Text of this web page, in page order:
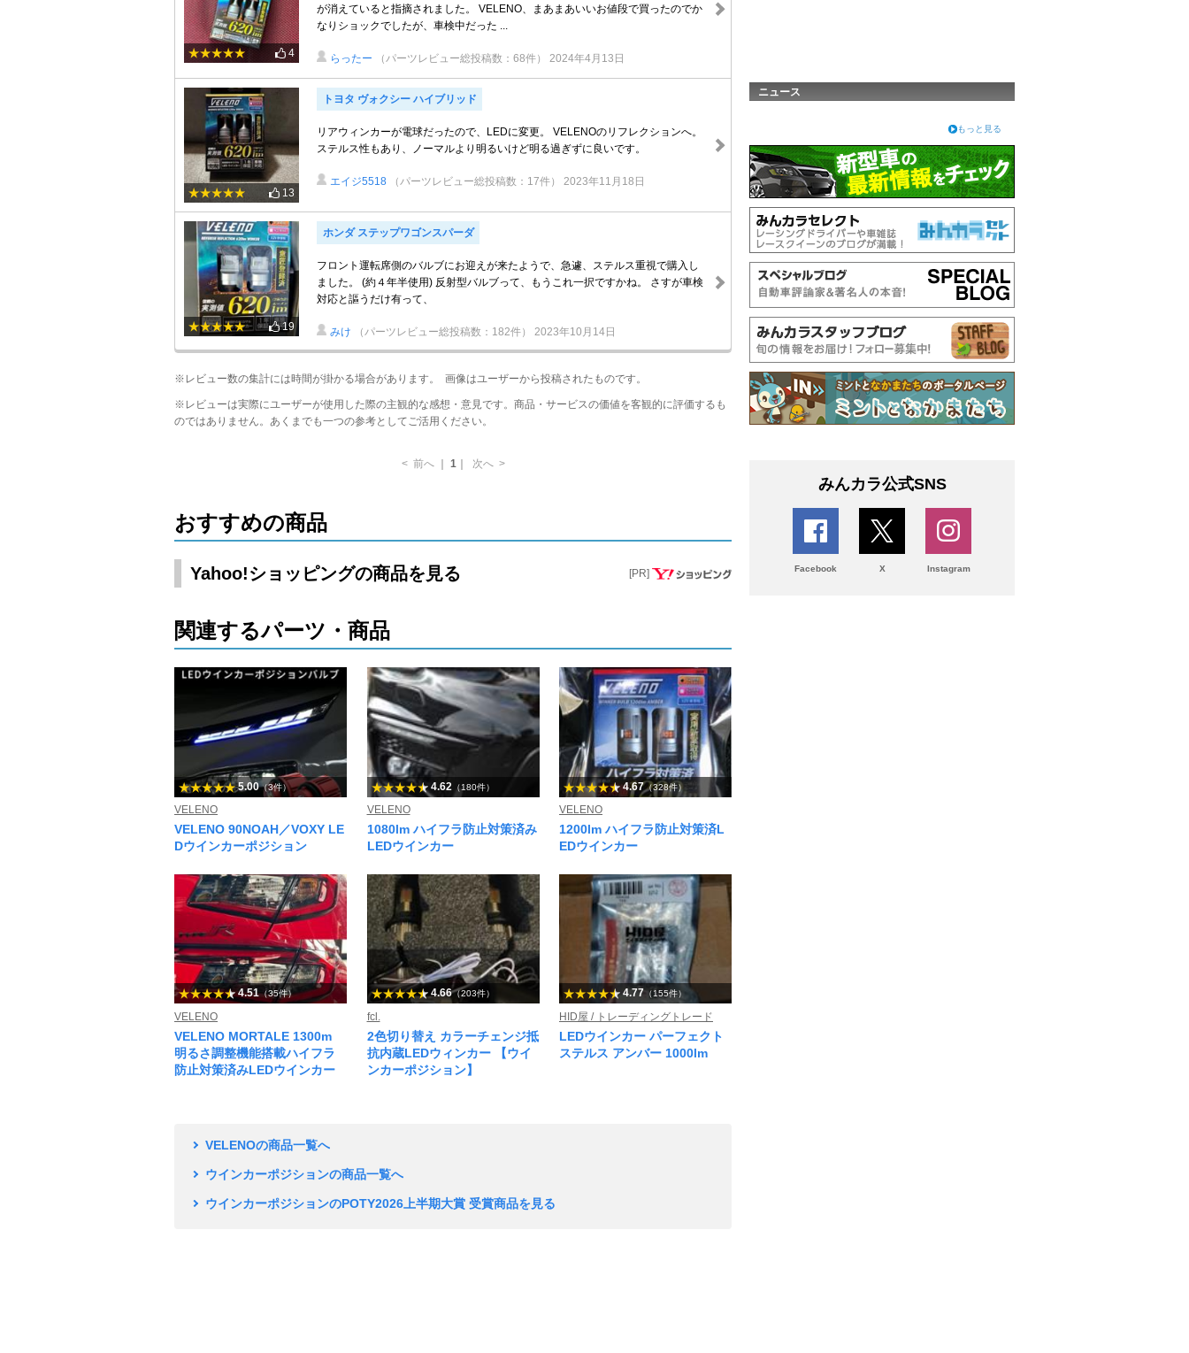
4
が消えていると指摘されました。 VELENO、まあまあいいお値段で買ったのでか
なりショックでしたが、車検中だった ...
らったー （パーツレビュー総投稿数：68件） 2024年4月13日
13
トヨタ ヴォクシー ハイブリッド
リアウィンカーが電球だったので、LEDに変更。 VELENOのリフレクションへ。
ステルス性もあり、ノーマルより明るいけど明る過ぎずに良いです。
エイジ5518 （パーツレビュー総投稿数：17件） 2023年11月18日
19
ホンダ ステップワゴンスパーダ
フロント運転席側のバルブにお迎えが来たようで、急遽、ステルス重視で購入し
ました。 (約４年半使用) 反射型バルブって、もうこれ一択ですかね。 さすが車検
対応と謳うだけ有って、
みけ （パーツレビュー総投稿数：182件） 2023年10月14日
※レビュー数の集計には時間が掛かる場合があります。 画像はユーザーから投稿されたものです。
※レビューは実際にユーザーが使用した際の主観的な感想・意見です。商品・サービスの価値を客観的に評価するも
のではありません。あくまでも一つの参考としてご活用ください。
< 前へ 1｜ 次へ >
おすすめの商品
Yahoo!ショッピングの商品を見る [PR]
関連するパーツ・商品
5.00（3件）
VELENO
VELENO 90NOAH／VOXY LE
Dウインカーポジション
4.62 （180件）
VELENO
1080lm ハイフラ防止対策済み
LEDウインカー
4.67（328件）
VELENO
1200lm ハイフラ防止対策済L
EDウインカー
4.51（35件）
VELENO
VELENO MORTALE 1300m
明るさ調整機能搭載ハイフラ
防止対策済みLEDウインカー
4.66（203件）
fcl.
2色切り替え カラーチェンジ抵
抗内蔵LEDウィンカー 【ウイ
ンカーポジション】
4.77 （155件）
HID屋 / トレーディングトレード
LEDウインカー パーフェクト
ステルス アンバー 1000lm
VELENOの商品一覧へ
ウインカーポジションの商品一覧へ
ウインカーポジションのPOTY2026上半期大賞 受賞商品を見る
ニュース
もっと見る
みんカラ公式SNS
Facebook X Instagram